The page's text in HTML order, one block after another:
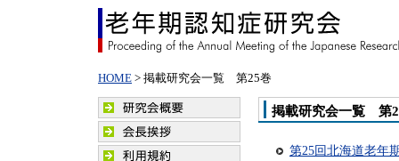
HOME > 掲載研究会一覧 第25巻
掲載研究会一覧
第25回北海道老年